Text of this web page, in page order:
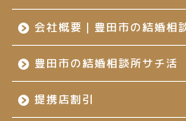
会社概要｜豊田市の結婚相
豊田市の結婚相談所サチ
提携店割引